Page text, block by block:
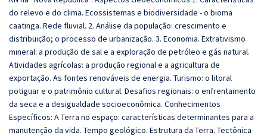
do relevo e do clima. Ecossistemas e biodiversidade - o bioma
caatinga. Rede fluvial. 2. Análise da população: crescimento e
distribuição; o processo de urbanização. 3. Economia. Extrativismo
mineral: a produção de sal e a exploração de petróleo e gás natural.
Atividades agrícolas: a produção regional e a agricultura de
exportação. As fontes renováveis de energia. Turismo: o litoral
potiguar e o patrimônio cultural. Desafios regionais: o enfrentamento
da seca e a desigualdade socioeconômica. Conhecimentos
Específicos: A Terra no espaço: características determinantes para a
manutenção da vida. Tempo geológico. Estrutura da Terra. Tectônica